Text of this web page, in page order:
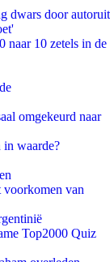
dwars door autoruit
naar 10 zetels in de
omgekeurd naar
in waarde?
voorkomen van
Top2000 Quiz